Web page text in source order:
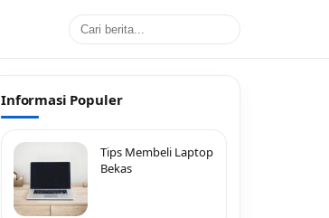
Informasi Populer
Tips Membeli Laptop
Bekas